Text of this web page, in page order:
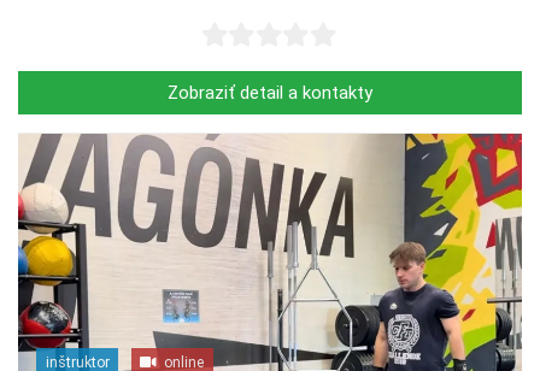
Zobraziť detail a kontakty
inštruktor online